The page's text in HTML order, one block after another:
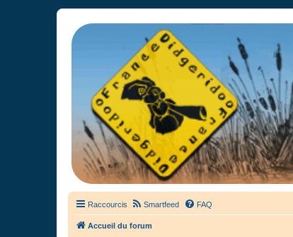
France Didgeridoo
Didgeridoo et Guimbarde sur France Didgeridoo - retrouvez la
Raccourcis Smartfeed FAQ
Accueil du forum